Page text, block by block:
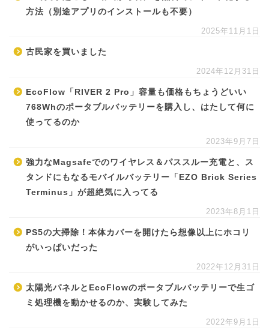
方法（別途アプリのインストールも不要）
2025年11月1日
古民家を買いました
2024年12月31日
EcoFlow「RIVER 2 Pro」容量も価格もちょうどいい
768Whのポータブルバッテリーを購入し、はたして何に
使ってるのか
2023年9月7日
強力なMagsafeでのワイヤレス＆パススルー充電と、ス
タンドにもなるモバイルバッテリー「EZO Brick Series
Terminus」が超絶気に入ってる
2023年8月1日
PS5の大掃除！本体カバーを開けたら想像以上にホコリ
がいっぱいだった
2022年12月31日
太陽光パネルとEcoFlowのポータブルバッテリーで生ゴ
ミ処理機を動かせるのか、実験してみた
2022年9月1日